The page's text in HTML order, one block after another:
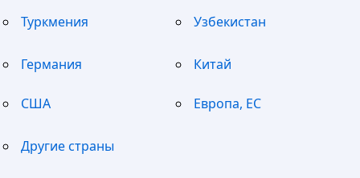
Туркмения Узбекистан
Германия Китай
США Европа, ЕС
Другие страны